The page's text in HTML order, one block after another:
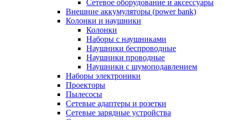
Сетевое оборудование и аксессуары
Внешние аккумуляторы (power bank)
Колонки и наушники
Колонки
Наборы с наушниками
Наушники беспроводные
Наушники проводные
Наушники с шумоподавлением
Наборы электроники
Проекторы
Пылесосы
Сетевые адаптеры и розетки
Сетевые зарядные устройства